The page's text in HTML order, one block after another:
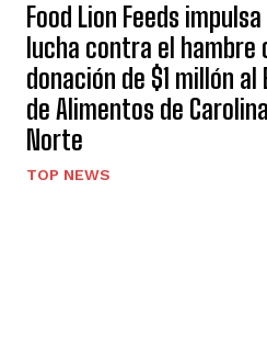
Food Lion Feeds
lucha contra el hambre
donación de $1 millón al
de Alimentos de
Norte
TOP NEWS